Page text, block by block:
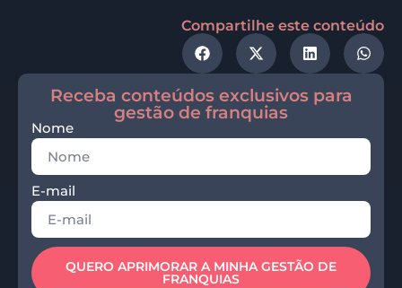
Compartilhe este conteúdo
Receba conteúdos exclusivos para
gestão de franquias
Nome
E-mail
QUERO APRIMORAR A MINHA GESTÃO DE
FRANQUIAS